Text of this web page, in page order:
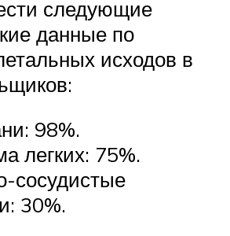
следующие
данные по
исходов в
98%.
легких: 75%.
сосудистые
30%.